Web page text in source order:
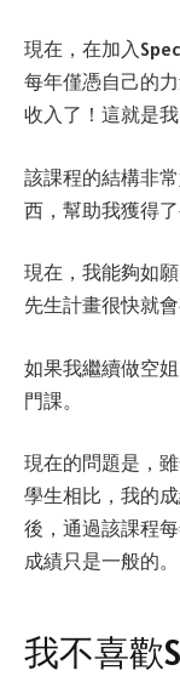
現在，在加入
每年僅憑自己的
收入了！這就是我
該課程的結構非
西，幫助我獲得了
現在，我能夠如
先生計畫很快就
如果我繼續做空
門課。
現在的問題是，
學生相比，我的
後，通過該課程
成績只是一般的。
我不喜歡